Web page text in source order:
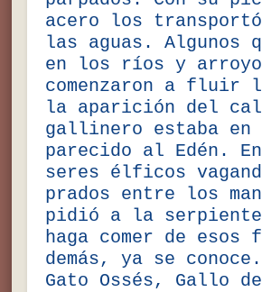
acero los
las aguas. Algunos
en los ríos y
comenzaron a fluir
la aparición del
gallinero estaba
parecido al Edén.
seres élficos
prados entre los
pidió a la
haga comer de esos
demás, ya se conoce.
Gato Ossés, Gallo